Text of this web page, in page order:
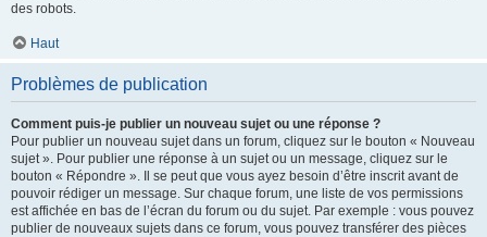
des robots.
Haut
Problèmes de publication
Comment puis-je publier un nouveau sujet ou une réponse ?
Pour publier un nouveau sujet dans un forum, cliquez sur le bouton « Nouveau
sujet ». Pour publier une réponse à un sujet ou un message, cliquez sur le
bouton « Répondre ». Il se peut que vous ayez besoin d’être inscrit avant de
pouvoir rédiger un message. Sur chaque forum, une liste de vos permissions
est affichée en bas de l’écran du forum ou du sujet. Par exemple : vous pouvez
publier de nouveaux sujets dans ce forum, vous pouvez transférer des pièces